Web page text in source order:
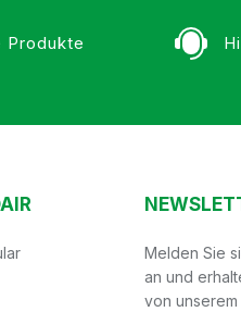
Produkte
Melden Sie
an und
von unserem